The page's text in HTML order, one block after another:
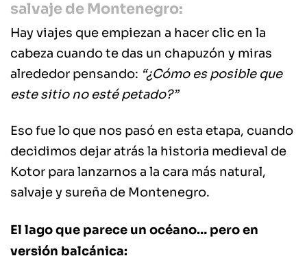
salvaje de Montenegro:
Hay viajes que empiezan a hacer clic en la
cabeza cuando te das un chapuzón y miras
alrededor pensando: “¿Cómo es posible que
este sitio no esté petado?”
Eso fue lo que nos pasó en esta etapa, cuando
decidimos dejar atrás la historia medieval de
Kotor para lanzarnos a la cara más natural,
salvaje y sureña de Montenegro.
El lago que parece un océano… pero en
versión balcánica: